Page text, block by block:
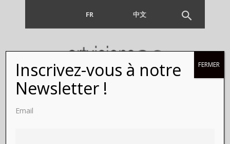
FR 中文
Découvrez
Inscrivez-vous à notre
Newsletter !
Email
FERMER